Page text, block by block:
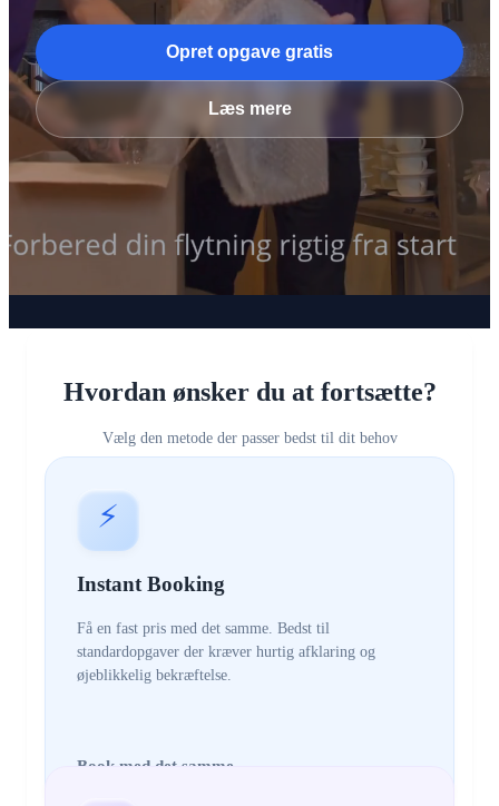
Opret opgave gratis
Læs mere
Hvordan ønsker du at fortsætte?
Vælg den metode der passer bedst til dit behov
⚡
Instant Booking
Få en fast pris med det samme. Bedst til
standardopgaver der kræver hurtig afklaring og
øjeblikkelig bekræftelse.
Book med det samme